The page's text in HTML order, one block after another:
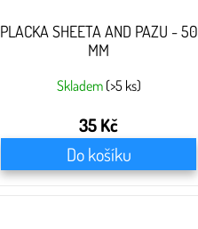
PLACKA SHEETA AND PAZU - 50
MM
Skladem (>5 ks)
35 Kč
Do košíku